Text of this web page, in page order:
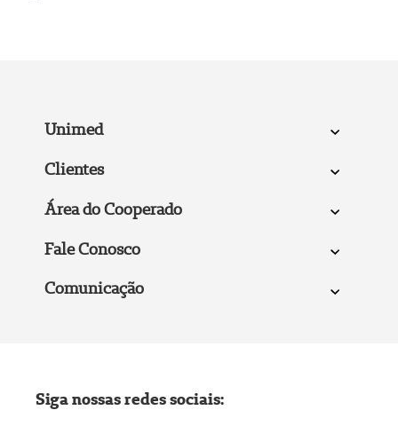
Unimed
Clientes
Área do Cooperado
Fale Conosco
Comunicação
Siga nossas redes sociais: